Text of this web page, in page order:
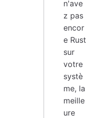
n'ave
z pas
encor
e Rust
sur
votre
systè
me, la
meille
ure